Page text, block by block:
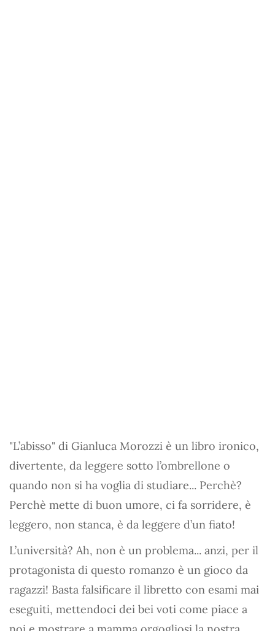
"L’abisso" di Gianluca Morozzi è un libro ironico,
divertente, da leggere sotto l’ombrellone o
quando non si ha voglia di studiare... Perchè?
Perchè mette di buon umore, ci fa sorridere, è
leggero, non stanca, è da leggere d’un fiato!
L’università? Ah, non è un problema... anzi, per il
protagonista di questo romanzo è un gioco da
ragazzi! Basta falsificare il libretto con esami mai
eseguiti, mettendoci dei bei voti come piace a